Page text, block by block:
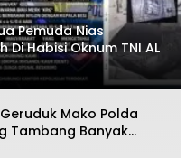
Pemuda Nias
Di Habisi Oknum TNI AL
Geruduk Mako Polda
Tambang Banyak